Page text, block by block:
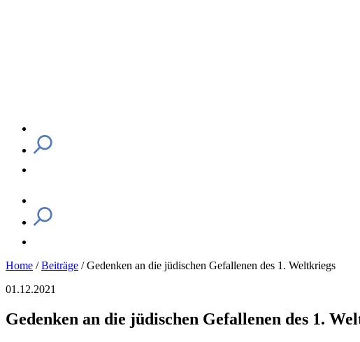
Home /Beiträge /Gedenken an die jüdischen Gefallenen des 1. Weltkriegs
01.12.2021
Gedenken an die jüdischen Gefallenen des 1.